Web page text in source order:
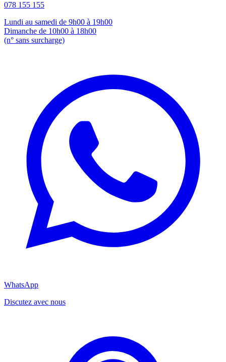
078 155 155
Lundi au samedi de 9h00 à 19h00
Dimanche de 10h00 à 18h00
(n° sans surcharge)
WhatsApp
Discutez avec nous